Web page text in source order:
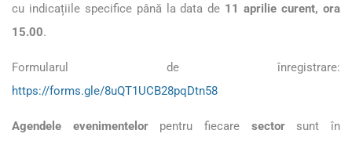
cu indicațiile specifice până la data de 11 aprilie curent, ora
15.00.
Formularul de înregistrare:
https://forms.gle/8uQT1UCB28pqDtn58
Agendele evenimentelorpentru fiecare sectorsunt în